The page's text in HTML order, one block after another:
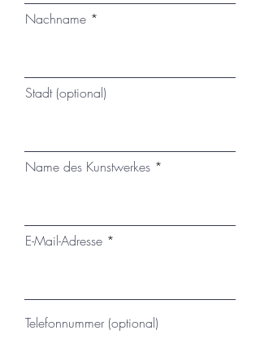
Nachname
Stadt (optional)
Name des Kunstwerkes
E-Mail-Adresse
Telefonnummer (optional)